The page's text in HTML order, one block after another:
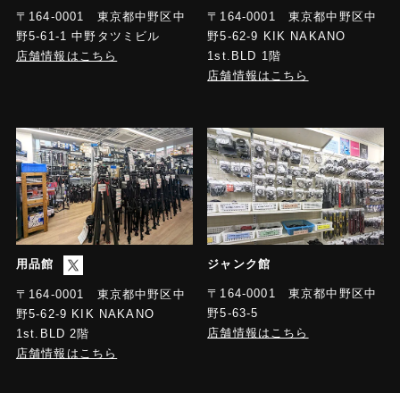
〒164-0001 東京都中野区中
野5-61-1 中野タツミビル
店舗情報はこちら
〒164-0001 東京都中野区中
野5-62-9 KIK NAKANO
1st.BLD 1階
店舗情報はこちら
用品館
〒164-0001 東京都中野区中
野5-62-9 KIK NAKANO
1st.BLD 2階
店舗情報はこちら
ジャンク館
〒164-0001 東京都中野区中
野5-63-5
店舗情報はこちら